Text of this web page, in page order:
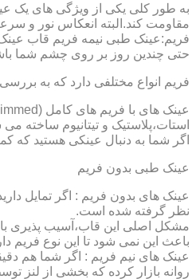
به طور کلی یکی از ویژگی های یک
مقاومت کند.البته انعکاس نور و
فریم:عینک طبی نیمه فریم قاب
حتی چندین روز بر روی چشم شما
فریم انواع مختلفی دارد که به
استات،پلاستیک و تیتانیوم ساخته
اگر شما به دنبال عینکی هستید که
عینک طبی بدون فریم
عینک های بدون فریم : اگر تمایل
نظر گرفته شده است.
مشکل اصلی این قاب،آسیب پذیری
باعث این نمی شود تا این نوع
عینک های نیم فریم : اگر شما هم
روانه بازار کرده که بخشی از لنز